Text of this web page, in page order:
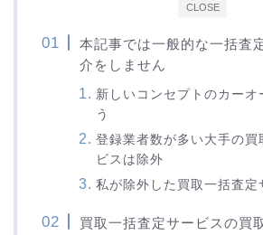
CLOSE
本記事では一般的な一括査
介をしません
新しいコンセプトのカーオ
う
登録業者数が多い大手の買
ビスは除外
私が除外した買取一括査定
買取一括査定サービスの買